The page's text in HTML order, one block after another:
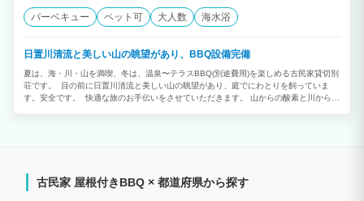
バーベキュー ペット可 大人数 海水浴
日置川清流と美しい山の眺望があり、BBQ設備完備
夏は、海・川・山を満喫、冬は、温泉〜テラスBBQ(別途費用)を楽しめる古民家貸切別
荘です。 目の前に日置川清流と美しい山の眺望があり、庭でにわとりを飼っていま
す。安全です。 快適な旅のお手伝いをさせていただきます。 山からの酸素と川からの
古民家 屋根付きBBQ × 都道府県から探す